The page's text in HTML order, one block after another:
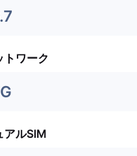
トワーク
アルSIM